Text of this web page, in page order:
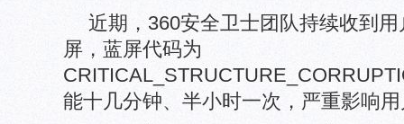
近期，360安全卫士团队持续收到
屏，蓝屏代码为
能十几分钟、半小时一次，严重影响